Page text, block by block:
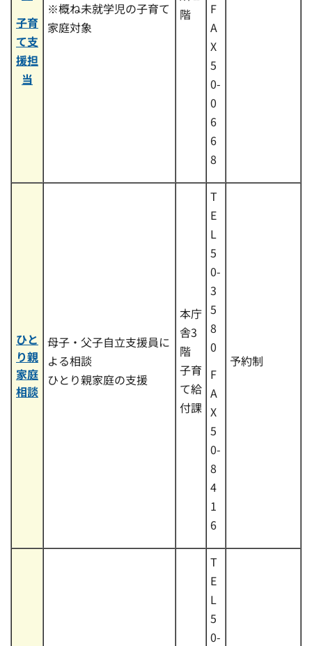
子育
て支
援担
当
※概ね未就学児の子育て
家庭対象
階
F
A
X
5
0-
0
6
6
8
ひと
り親
家庭
相談
母子・父子自立支援員に
よる相談
ひとり親家庭の支援
本庁
舎3
階
子育
て給
付課
T
E
L
5
0-
3
5
8
0
F
A
X
5
0-
8
4
1
6
予約制
T
E
L
5
0-